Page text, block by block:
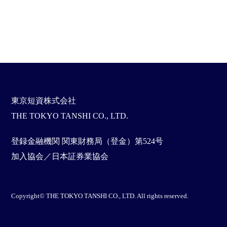
東京短資株式会社
THE TOKYO TANSHI CO., LTD.
登録金融機関 関東財務局（登金）第524号
加入協会／日本証券業協会
Copyright© THE TOKYO TANSHI CO., LTD. All rights reserved.